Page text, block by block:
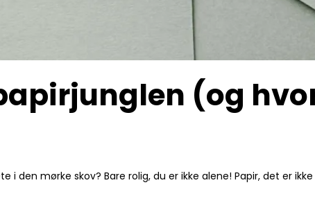
(og
mørke skov? Bare rolig, du er ikke alene! Papir, det er